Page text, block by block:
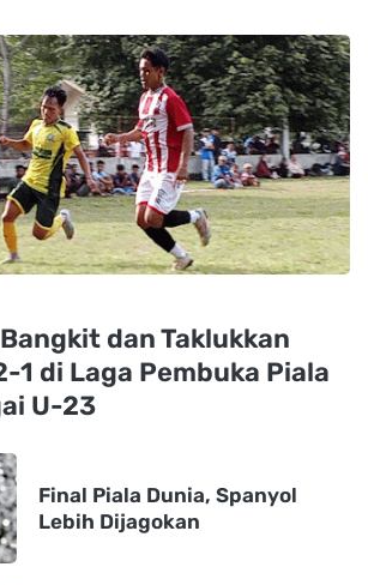
dan Taklukkan
1 di Laga Pembuka Piala
U-23
Final Piala Dunia, Spanyol
Lebih Dijagokan